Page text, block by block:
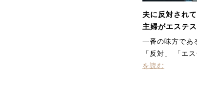
夫に反対され
主婦がエステ
生を変えた実話
一番の味方であ
「反対」 「エ
を読む